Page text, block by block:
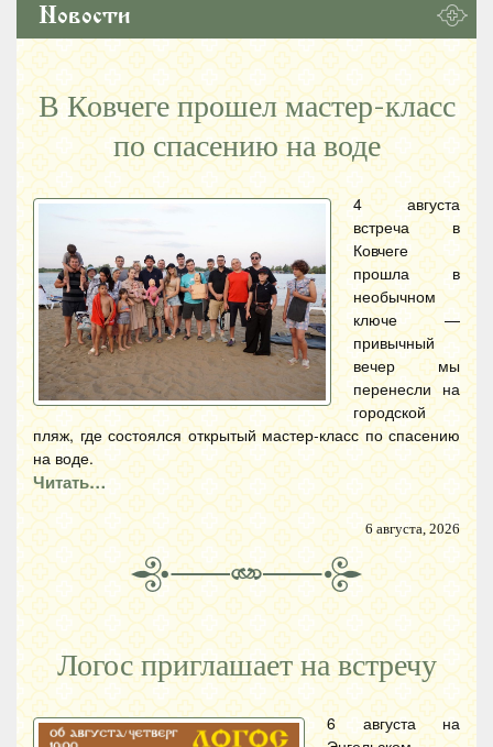
Новости
В Ковчеге прошел мастер-класс
по спасению на воде
4 августа
встреча в
Ковчеге
прошла в
необычном
ключе —
привычный
вечер мы
перенесли на
городской
пляж, где состоялся открытый мастер-класс по спасению
на воде.
Читать…
6 августа, 2026
Логос приглашает на встречу
6 августа на